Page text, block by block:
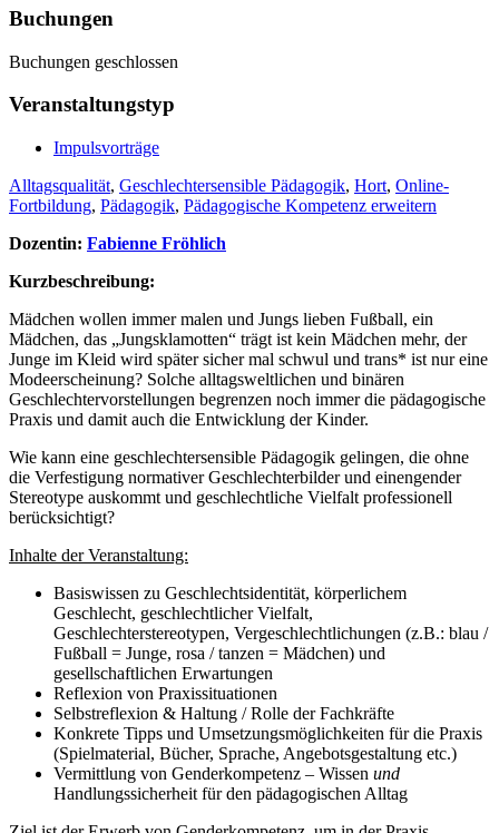
Buchungen
Buchungen geschlossen
Veranstaltungstyp
Impulsvorträge
Alltagsqualität, Geschlechtersensible Pädagogik, Hort, Online-
Fortbildung, Pädagogik, Pädagogische Kompetenz erweitern
Dozentin: Fabienne Fröhlich
Kurzbeschreibung:
Mädchen wollen immer malen und Jungs lieben Fußball, ein
Mädchen, das „Jungsklamotten“ trägt ist kein Mädchen mehr, der
Junge im Kleid wird später sicher mal schwul und trans* ist nur eine
Modeerscheinung? Solche alltagsweltlichen und binären
Geschlechtervorstellungen begrenzen noch immer die pädagogische
Praxis und damit auch die Entwicklung der Kinder.
Wie kann eine geschlechtersensible Pädagogik gelingen, die ohne
die Verfestigung normativer Geschlechterbilder und einengender
Stereotype auskommt und geschlechtliche Vielfalt professionell
berücksichtigt?
Inhalte der Veranstaltung:
Basiswissen zu Geschlechtsidentität, körperlichem
Geschlecht, geschlechtlicher Vielfalt,
Geschlechterstereotypen, Vergeschlechtlichungen (z.B.: blau /
Fußball = Junge, rosa / tanzen = Mädchen) und
gesellschaftlichen Erwartungen
Reflexion von Praxissituationen
Selbstreflexion & Haltung / Rolle der Fachkräfte
Konkrete Tipps und Umsetzungsmöglichkeiten für die Praxis
(Spielmaterial, Bücher, Sprache, Angebotsgestaltung etc.)
Vermittlung von Genderkompetenz – Wissen und
Handlungssicherheit für den pädagogischen Alltag